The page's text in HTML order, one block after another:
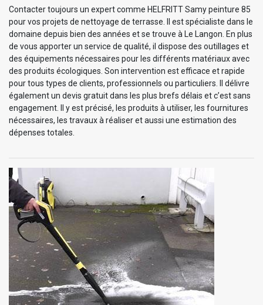
Contacter toujours un expert comme HELFRITT Samy peinture 85
pour vos projets de nettoyage de terrasse. Il est spécialiste dans le
domaine depuis bien des années et se trouve à Le Langon. En plus
de vous apporter un service de qualité, il dispose des outillages et
des équipements nécessaires pour les différents matériaux avec
des produits écologiques. Son intervention est efficace et rapide
pour tous types de clients, professionnels ou particuliers. Il délivre
également un devis gratuit dans les plus brefs délais et c’est sans
engagement. Il y est précisé, les produits à utiliser, les fournitures
nécessaires, les travaux à réaliser et aussi une estimation des
dépenses totales.